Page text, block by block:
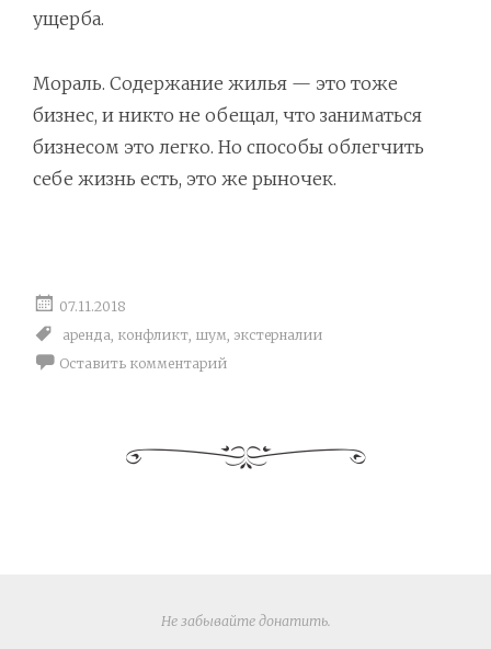
ущерба.
Мораль. Содержание жилья — это тоже
бизнес, и никто не обещал, что заниматься
бизнесом это легко. Но способы облегчить
себе жизнь есть, это же рыночек.
07.11.2018
аренда, конфликт, шум, экстерналии
Оставить комментарий
Не забывайте донатить.